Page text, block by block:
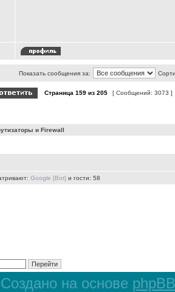
Показать сообщения за:
Страница 159 из 205 [ Сообщений: 3073 ]
и Firewall
Google [Bot] и гости: 58
Создано на основе phpBB